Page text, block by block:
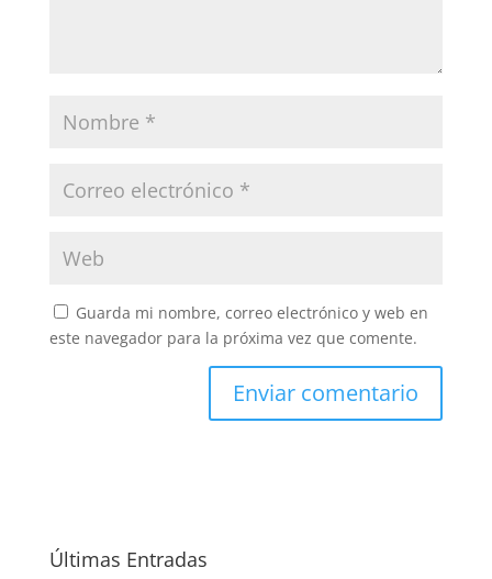
Guarda mi nombre, correo electrónico y web en
este navegador para la próxima vez que comente.
Últimas Entradas